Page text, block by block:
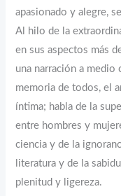
apasionado y alegre,
Al hilo de la
en sus aspectos más
una narración a
memoria de todos, el
íntima; habla de la
entre hombres y
ciencia y de la
literatura y de la
plenitud y ligereza.